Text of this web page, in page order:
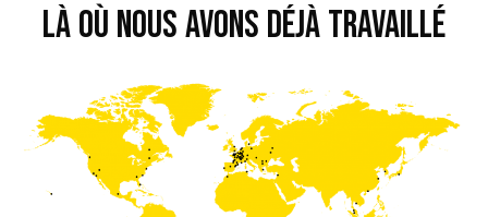
Là où nous avons déjà travaillé